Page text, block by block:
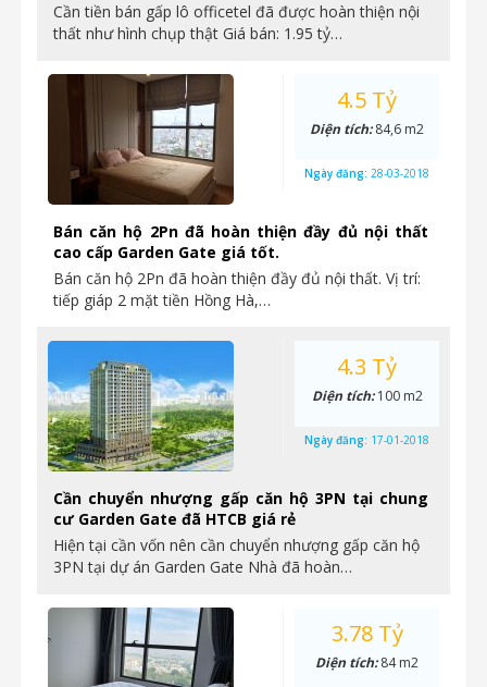
Cần tiền bán gấp lô officetel đã được hoàn thiện nội
thất như hình chụp thật Giá bán: 1.95 tỷ…
Bán căn hộ 2Pn đã hoàn thiện đầy đủ nội thất
cao cấp Garden Gate giá tốt.
Bán căn hộ 2Pn đã hoàn thiện đầy đủ nội thất. Vị trí:
tiếp giáp 2 mặt tiền Hồng Hà,…
4.5 Tỷ
Diện tích:84,6 m2
Ngày đăng: 28-03-2018
Cần chuyển nhượng gấp căn hộ 3PN tại chung
cư Garden Gate đã HTCB giá rẻ
Hiện tại cần vốn nên cần chuyển nhượng gấp căn hộ
3PN tại dự án Garden Gate Nhà đã hoàn…
4.3 Tỷ
Diện tích:100 m2
Ngày đăng: 17-01-2018
3.78 Tỷ
Diện tích:84 m2